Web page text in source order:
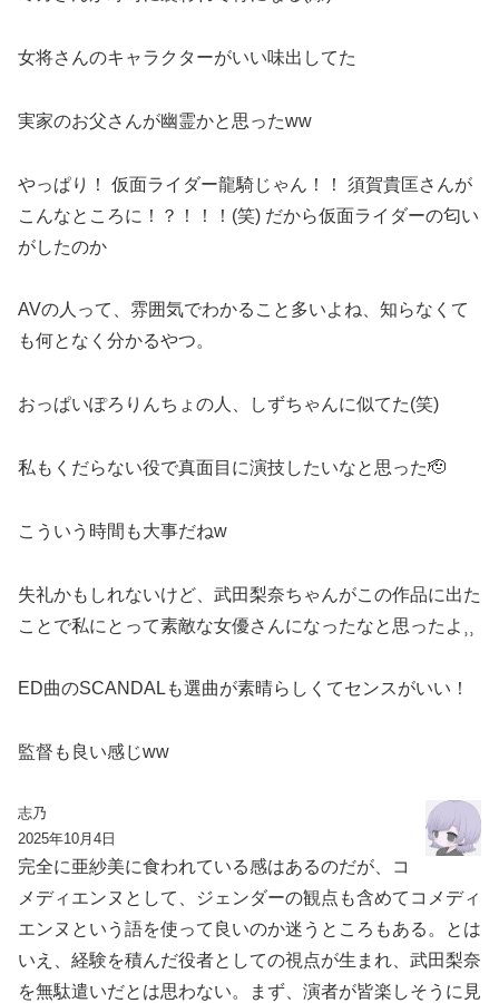
女将さんのキャラクターがいい味出してた
実家のお父さんが幽霊かと思ったww
やっぱり！ 仮面ライダー龍騎じゃん！！ 須賀貴匡さんが
こんなところに！？！！！(笑) だから仮面ライダーの匂い
がしたのか
AVの人って、雰囲気でわかること多いよね、知らなくて
も何となく分かるやつ。
おっぱいぽろりんちょの人、しずちゃんに似てた(笑)
私もくだらない役で真面目に演技したいなと思った🫡️
こういう時間も大事だねw
失礼かもしれないけど、武田梨奈ちゃんがこの作品に出た
ことで私にとって素敵な女優さんになったなと思ったよ⸒⸒
ED曲のSCANDALも選曲が素晴らしくてセンスがいい！
監督も良い感じww
志乃
2025年10月4日
完全に亜紗美に食われている感はあるのだが、コ
メディエンヌとして、ジェンダーの観点も含めてコメディ
エンヌという語を使って良いのか迷うところもある。とは
いえ、経験を積んだ役者としての視点が生まれ、武田梨奈
を無駄遣いだとは思わない。まず、演者が皆楽しそうに見